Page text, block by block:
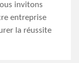
invitons
entreprise
la réussite